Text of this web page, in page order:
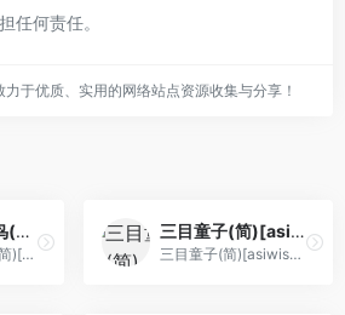
任何责任。
于优质、实用的网络站点资源收集与分享！
太阳勇者 – 火鸟(简)[hjind1213](JP)[STG](2Mb)
太阳勇者 - 火鸟(简)[hjind1213](JP)[STG](2Mb)
三目童子(简)[asiwish](JP)[ACT](2Mb)
三目童子(简)[asiwish](JP)[ACT](2Mb)